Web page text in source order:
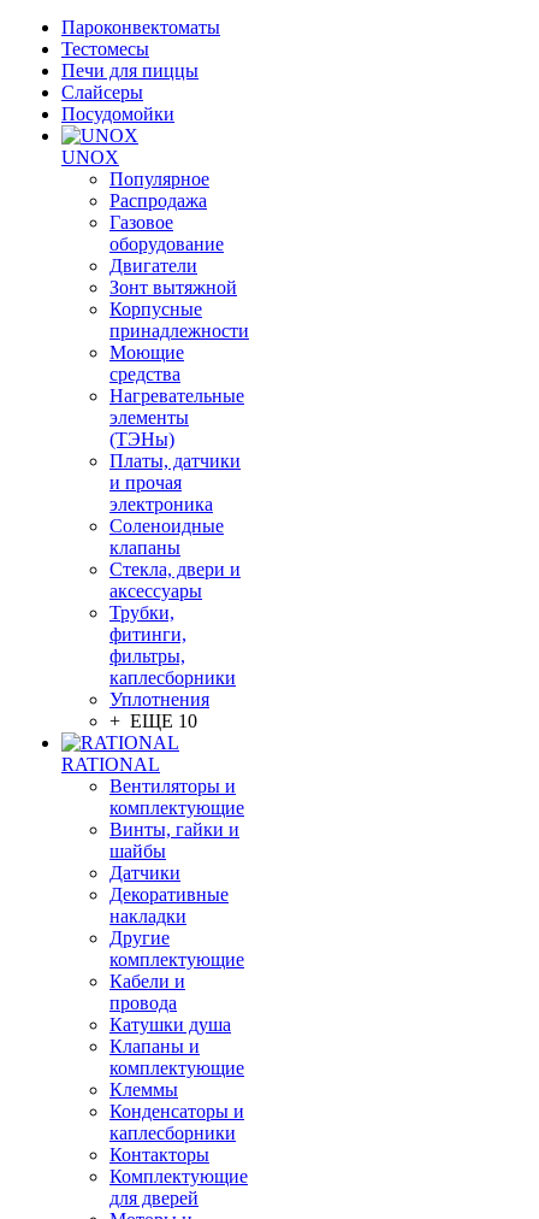
Пароконвектоматы
Тестомесы
Печи для пиццы
Слайсеры
Посудомойки
UNOX
Популярное
Распродажа
Газовое
оборудование
Двигатели
Зонт вытяжной
Корпусные
принадлежности
Моющие
средства
Нагревательные
элементы
(ТЭНы)
Платы, датчики
и прочая
электроника
Соленоидные
клапаны
Стекла, двери и
аксессуары
Трубки,
фитинги,
фильтры,
каплесборники
Уплотнения
+ ЕЩЕ 10
RATIONAL
Вентиляторы и
комплектующие
Винты, гайки и
шайбы
Датчики
Декоративные
накладки
Другие
комплектующие
Кабели и
провода
Катушки душа
Клапаны и
комплектующие
Клеммы
Конденсаторы и
каплесборники
Контакторы
Комплектующие
для дверей